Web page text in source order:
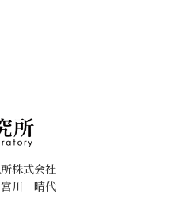
株式会社
宮川 晴代